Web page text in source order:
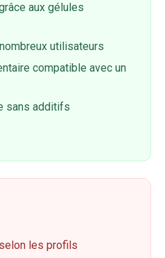
aux gélules
utilisateurs
compatible avec un
sans additifs
les profils